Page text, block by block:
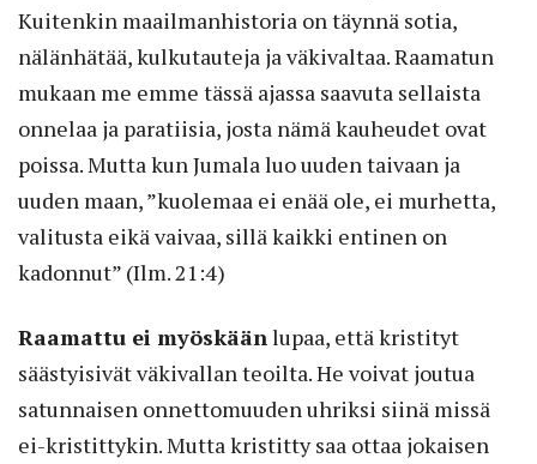
Kuitenkin maailmanhistoria on täynnä sotia,
nälänhätää, kulkutauteja ja väkivaltaa. Raamatun
mukaan me emme tässä ajassa saavuta sellaista
onnelaa ja paratiisia, josta nämä kauheudet ovat
poissa. Mutta kun Jumala luo uuden taivaan ja
uuden maan, ”kuolemaa ei enää ole, ei murhetta,
valitusta eikä vaivaa, sillä kaikki entinen on
kadonnut” (Ilm. 21:4)
Raamattu ei myöskään lupaa, että kristityt
säästyisivät väkivallan teoilta. He voivat joutua
satunnaisen onnettomuuden uhriksi siinä missä
ei-kristittykin. Mutta kristitty saa ottaa jokaisen